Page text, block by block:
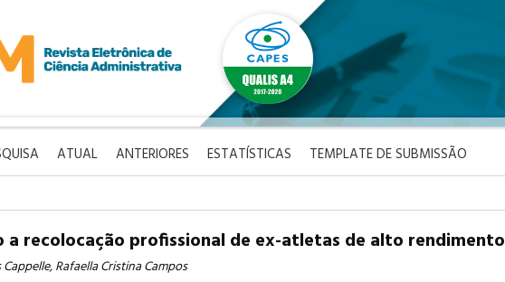
ATUAL ANTERIORES ESTATÍSTICAS TEMPLATE DE SUBMISSÃO
recolocação profissional de ex-atletas de alto rendimento
Rafaella Cristina Campos